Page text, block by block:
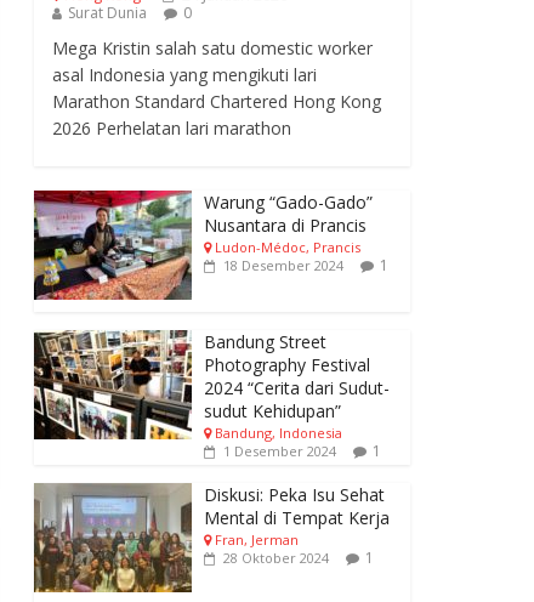
Surat Dunia
0
Mega Kristin salah satu domestic worker
asal Indonesia yang mengikuti lari
Marathon Standard Chartered Hong Kong
2026 Perhelatan lari marathon
Warung “Gado-Gado”
Nusantara di Prancis
Ludon-Médoc, Prancis
18 Desember 2024
1
Bandung Street
Photography Festival
2024 “Cerita dari Sudut-
sudut Kehidupan”
Bandung, Indonesia
1 Desember 2024
1
Diskusi: Peka Isu Sehat
Mental di Tempat Kerja
Fran, Jerman
28 Oktober 2024
1